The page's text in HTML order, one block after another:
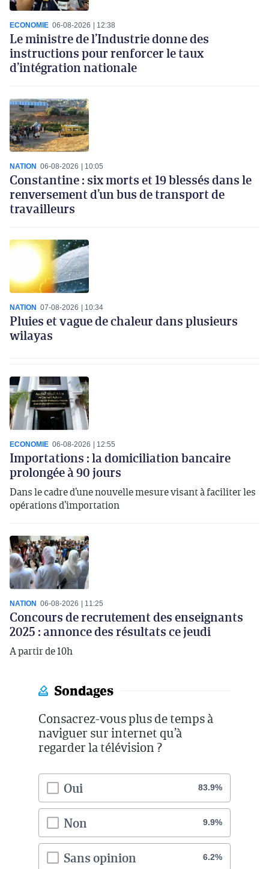
ECONOMIE 06-08-2026 12:38
Le ministre de l’Industrie donne des
instructions pour renforcer le taux
d’intégration nationale
NATION 06-08-2026 10:05
Constantine : six morts et 19 blessés dans le
renversement d’un bus de transport de
travailleurs
NATION 07-08-2026 10:34
Pluies et vague de chaleur dans plusieurs
wilayas
ECONOMIE 06-08-2026 12:55
Importations : la domiciliation bancaire
prolongée à 90 jours
Dans le cadre d’une nouvelle mesure visant à faciliter les
opérations d’importation
NATION 06-08-2026 11:25
Concours de recrutement des enseignants
2025 : annonce des résultats ce jeudi
A partir de 10h
Sondages
Consacrez-vous plus de temps à
naviguer sur internet qu’à
regarder la télévision ?
Oui 83.9%
Non 9.9%
Sans opinion 6.2%